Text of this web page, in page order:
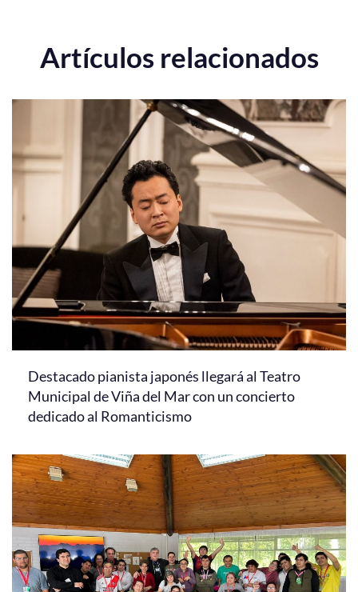
Artículos relacionados
Destacado pianista japonés llegará al Teatro
Municipal de Viña del Mar con un concierto
dedicado al Romanticismo